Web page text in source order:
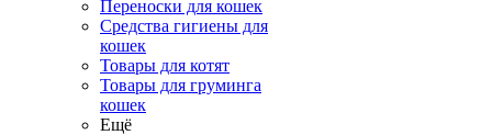
Переноски для кошек
Средства гигиены для
кошек
Товары для котят
Товары для груминга
кошек
Ещё